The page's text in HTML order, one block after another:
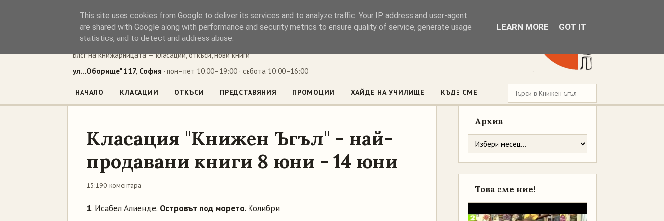
Книжен ъгъл
Блог на книжарницата — класации, откъси, нови книги
ул. „Оборище" 117, София · пон–пет 10:00–19:00 · събота 10:00–16:00
НАЧАЛО КЛАСАЦИИ ОТКЪСИ ПРЕДСТАВЯНИЯ ПРОМОЦИИ ХАЙДЕ НА УЧИЛИЩЕ КЪДЕ СМЕ
Класация "Книжен Ъгъл" - най-
продавани книги 8 юни - 14 юни
13:190 коментара
1. Исабел Алиенде. Островът под морето. Колибри
Архив
Това сме ние!
This site uses cookies from Google to deliver its services and to analyze traffic. Your IP address and user-agent
are shared with Google along with performance and security metrics to ensure quality of service, generate usage
statistics, and to detect and address abuse.
LEARN MORE GOT IT